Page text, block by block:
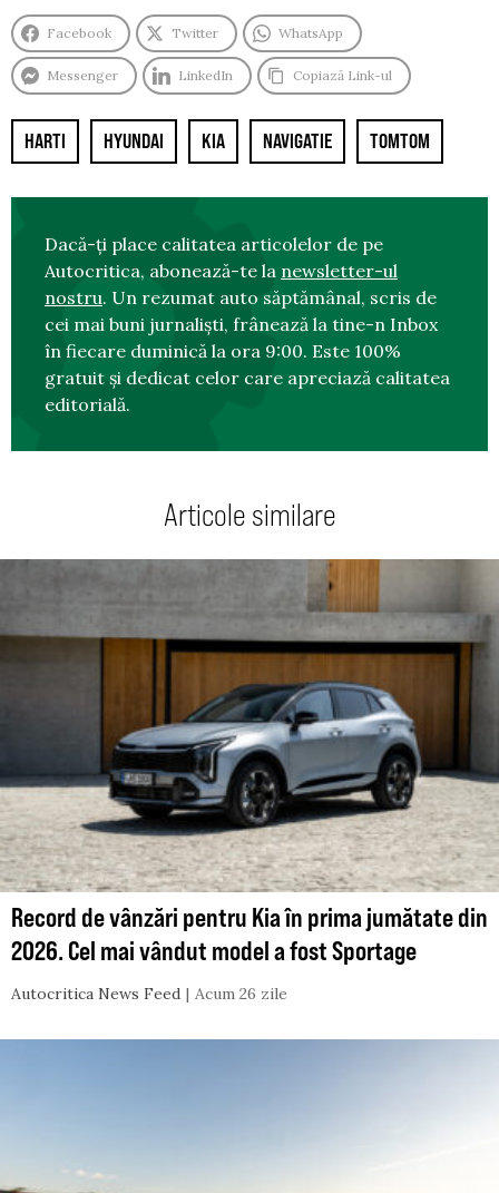
Facebook Twitter WhatsApp
Messenger LinkedIn Copiază Link-ul
HARTI HYUNDAI KIA NAVIGATIE TOMTOM
Dacă-ți place calitatea articolelor de pe
Autocritica, abonează-te la newsletter-ul
nostru. Un rezumat auto săptămânal, scris de
cei mai buni jurnaliști, frânează la tine-n Inbox
în fiecare duminică la ora 9:00. Este 100%
gratuit și dedicat celor care apreciază calitatea
editorială.
Articole similare
Record de vânzări pentru Kia în prima jumătate din
2026. Cel mai vândut model a fost Sportage
Autocritica News Feed Acum 26 zile